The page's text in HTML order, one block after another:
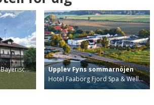
Upplev Fyns sommarnöjen
Hotel Faaborg Fjord Spa & Well…